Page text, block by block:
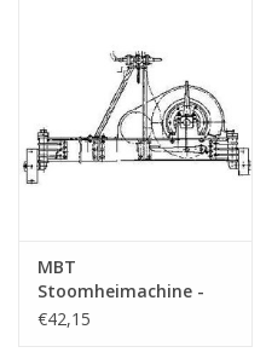
MBT
Stoomheimachine -
Bouwtekening Schaal 1
€42,15